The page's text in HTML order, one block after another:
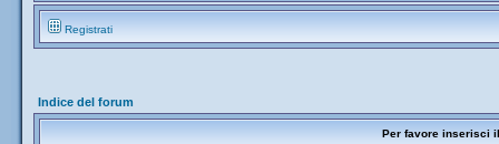
Registrati
Indice del forum
Per favore inserisci